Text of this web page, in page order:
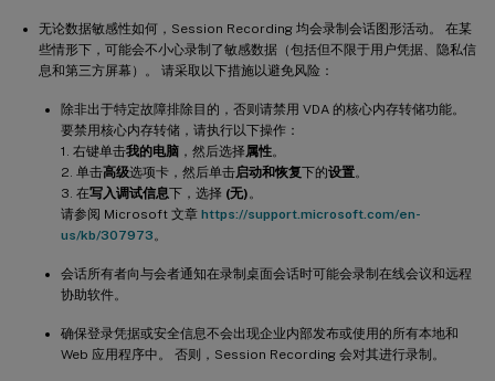
无论数据敏感性如何，Session Recording 均会录制会话图形活动。 在某
些情形下，可能会不小心录制了敏感数据（包括但不限于用户凭据、隐私信
息和第三方屏幕）。 请采取以下措施以避免风险：
除非出于特定故障排除目的，否则请禁用 VDA 的核心内存转储功能。
要禁用核心内存转储，请执行以下操作：
1. 右键单击我的电脑 ，然后选择属性。
2. 单击高级选项卡，然后单击启动和恢复下的设置。
3. 在写入调试信息下，选择 (无) 。
请参阅 Microsoft 文章 https://support.microsoft.com/en-
us/kb/307973 。
会话所有者向与会者通知在录制桌面会话时可能会录制在线会议和远程
协助软件。
确保登录凭据或安全信息不会出现企业内部发布或使用的所有本地和
Web 应用程序中。 否则，Session Recording 会对其进行录制。